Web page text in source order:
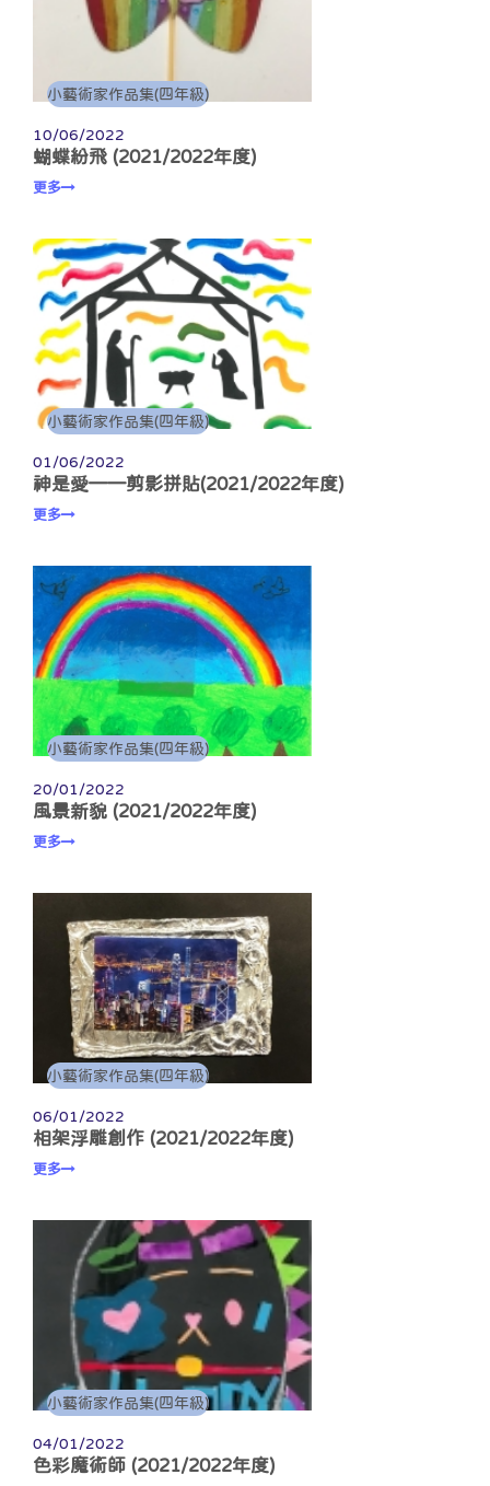
小藝術家作品集(四年級)
10/06/2022
蝴蝶紛飛 (2021/2022年度)
更多
小藝術家作品集(四年級)
01/06/2022
神是愛——剪影拼貼(2021/2022年度)
更多
小藝術家作品集(四年級)
20/01/2022
風景新貌 (2021/2022年度)
更多
小藝術家作品集(四年級)
06/01/2022
相架浮雕創作 (2021/2022年度)
更多
小藝術家作品集(四年級)
04/01/2022
色彩魔術師 (2021/2022年度)